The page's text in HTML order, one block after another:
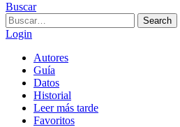
Buscar
Search
for:
Search
Login
Autores
Guía
Datos
Historial
Leer más tarde
Favoritos